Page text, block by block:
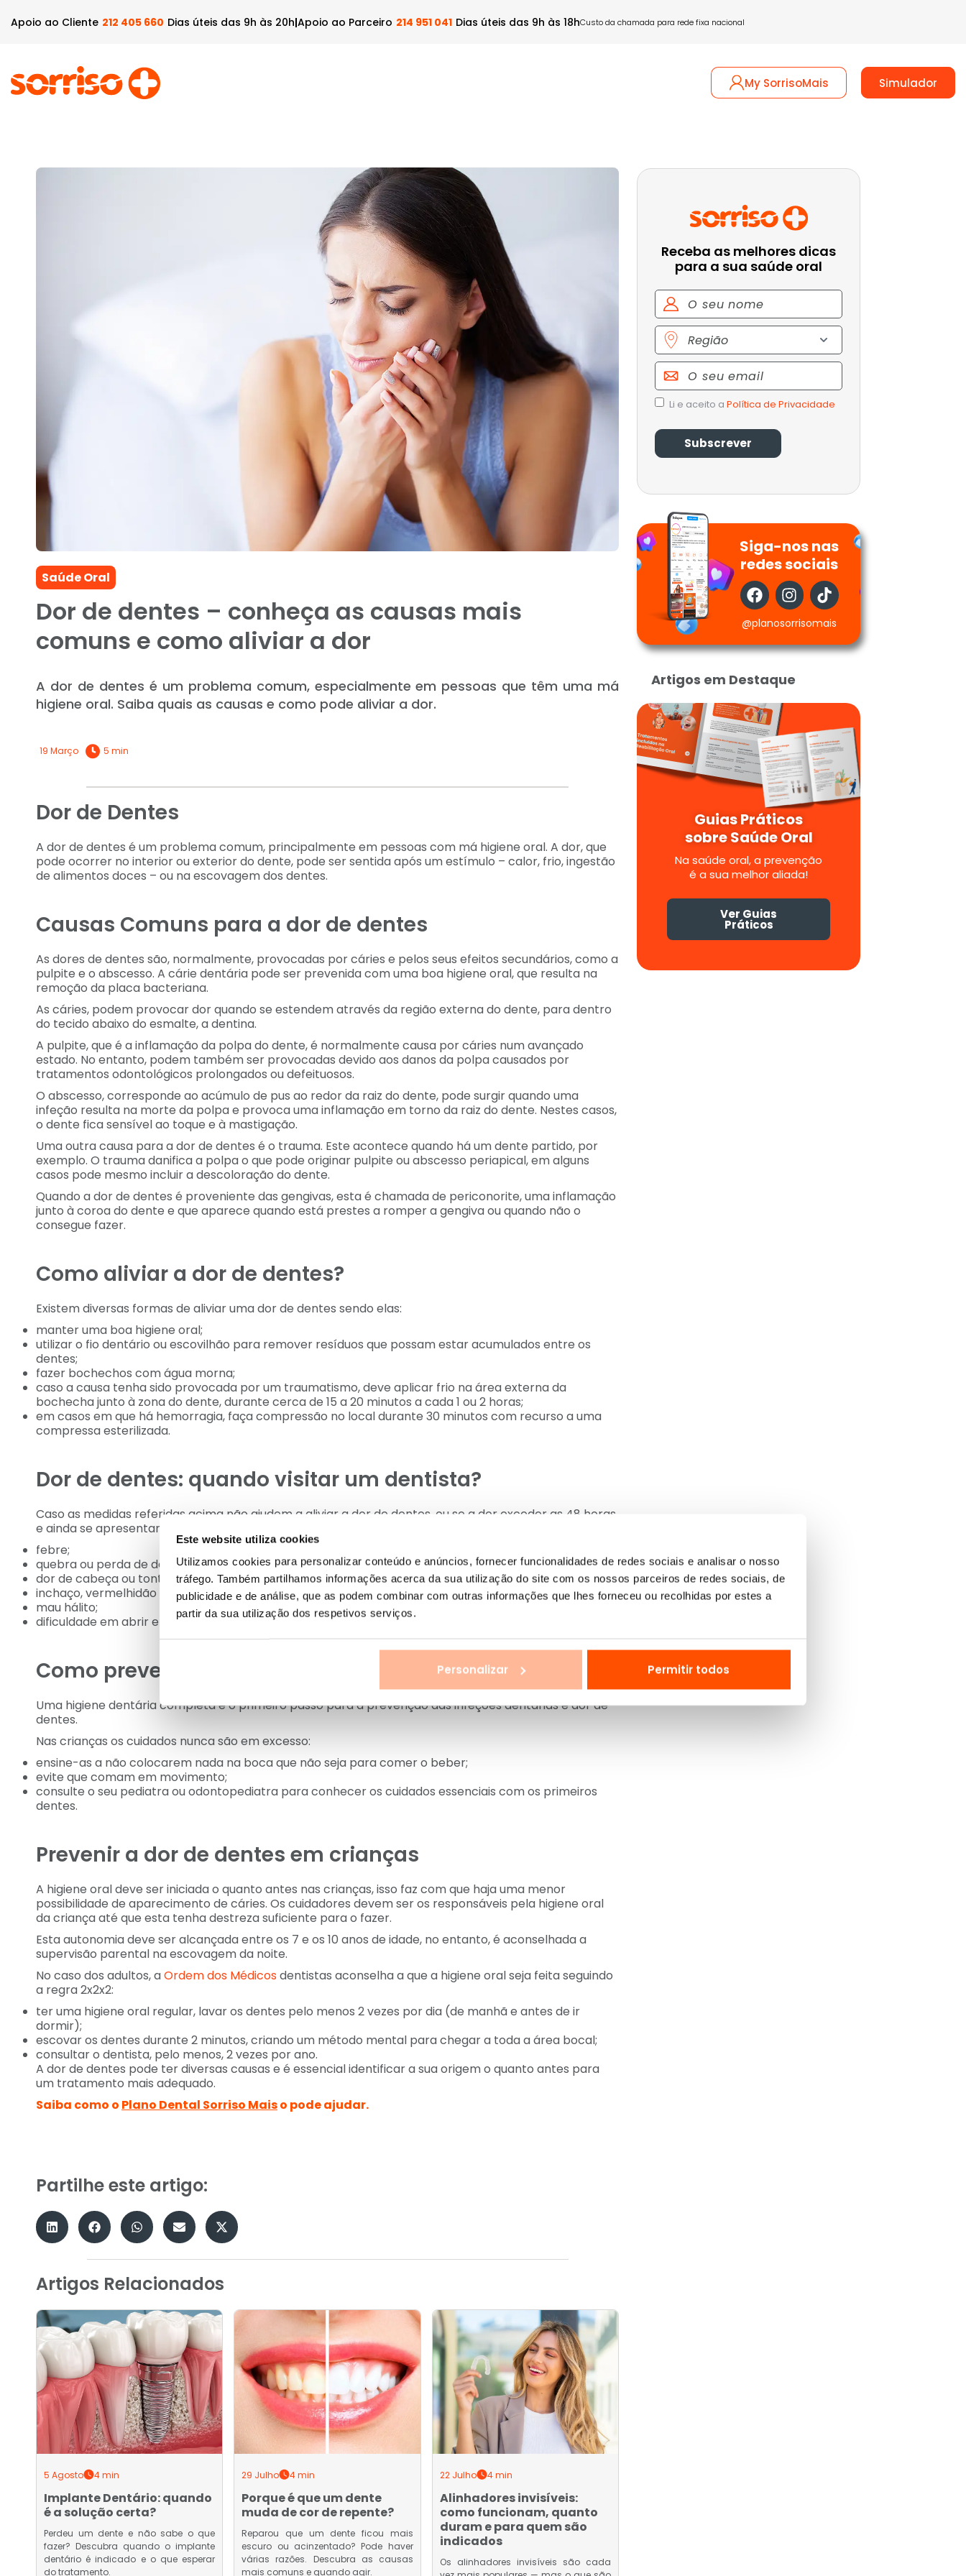
Este website utiliza cookies
Utilizamos cookies para personalizar conteúdo e anúncios, fornecer funcionalidades de redes sociais e analisar o nosso
tráfego. Também partilhamos informações acerca da sua utilização do site com os nossos parceiros de redes sociais, de
publicidade e de análise, que as podem combinar com outras informações que lhes forneceu ou recolhidas por estes a
partir da sua utilização dos respetivos serviços.
Personalizar Permitir todos
Apoio ao Cliente 212 405 660 Dias úteis das 9h às 20h|Apoio ao Parceiro 214 951 041 Dias úteis das 9h às 18hCusto da chamada para rede fixa nacional
My SorrisoMais Simulador
Saúde Oral
Dor de dentes – conheça as causas mais
comuns e como aliviar a dor
A dor de dentes é um problema comum, especialmente em pessoas que têm uma má
higiene oral. Saiba quais as causas e como pode aliviar a dor.
19 Março 5 min
Dor de Dentes
A dor de dentes é um problema comum, principalmente em pessoas com má higiene oral. A dor, que
pode ocorrer no interior ou exterior do dente, pode ser sentida após um estímulo – calor, frio, ingestão
de alimentos doces – ou na escovagem dos dentes.
Causas Comuns para a dor de dentes
As dores de dentes são, normalmente, provocadas por cáries e pelos seus efeitos secundários, como a
pulpite e o abscesso. A cárie dentária pode ser prevenida com uma boa higiene oral, que resulta na
remoção da placa bacteriana.
As cáries, podem provocar dor quando se estendem através da região externa do dente, para dentro
do tecido abaixo do esmalte, a dentina.
A pulpite, que é a inflamação da polpa do dente, é normalmente causa por cáries num avançado
estado. No entanto, podem também ser provocadas devido aos danos da polpa causados por
tratamentos odontológicos prolongados ou defeituosos.
O abscesso, corresponde ao acúmulo de pus ao redor da raiz do dente, pode surgir quando uma
infeção resulta na morte da polpa e provoca uma inflamação em torno da raiz do dente. Nestes casos,
o dente fica sensível ao toque e à mastigação.
Uma outra causa para a dor de dentes é o trauma. Este acontece quando há um dente partido, por
exemplo. O trauma danifica a polpa o que pode originar pulpite ou abscesso periapical, em alguns
casos pode mesmo incluir a descoloração do dente.
Quando a dor de dentes é proveniente das gengivas, esta é chamada de periconorite, uma inflamação
junto à coroa do dente e que aparece quando está prestes a romper a gengiva ou quando não o
consegue fazer.
Como aliviar a dor de dentes?
Existem diversas formas de aliviar uma dor de dentes sendo elas:
manter uma boa higiene oral;
utilizar o fio dentário ou escovilhão para remover resíduos que possam estar acumulados entre os
dentes;
fazer bochechos com água morna;
caso a causa tenha sido provocada por um traumatismo, deve aplicar frio na área externa da
bochecha junto à zona do dente, durante cerca de 15 a 20 minutos a cada 1 ou 2 horas;
em casos em que há hemorragia, faça compressão no local durante 30 minutos com recurso a uma
compressa esterilizada.
Dor de dentes: quando visitar um dentista?
Caso as medidas referidas acima não ajudem a aliviar a dor de dentes, ou se a dor exceder as 48 horas
e ainda se apresentar algum destes sintomas:
febre;
quebra ou perda de dentes por traumatismo;
dor de cabeça ou tonturas;
inchaço, vermelhidão das gengivas;
mau hálito;
dificuldade em abrir e fechar a boca, articular palavras, respirar ou engolir.
Como prevenir a dor de dentes?
Uma higiene dentária completa é o primeiro passo para a prevenção das infeções dentárias e dor de
dentes.
Nas crianças os cuidados nunca são em excesso:
ensine-as a não colocarem nada na boca que não seja para comer o beber;
evite que comam em movimento;
consulte o seu pediatra ou odontopediatra para conhecer os cuidados essenciais com os primeiros
dentes.
Prevenir a dor de dentes em crianças
A higiene oral deve ser iniciada o quanto antes nas crianças, isso faz com que haja uma menor
possibilidade de aparecimento de cáries. Os cuidadores devem ser os responsáveis pela higiene oral
da criança até que esta tenha destreza suficiente para o fazer.
Esta autonomia deve ser alcançada entre os 7 e os 10 anos de idade, no entanto, é aconselhada a
supervisão parental na escovagem da noite.
No caso dos adultos, aOrdem dos Médicosdentistas aconselha a que a higiene oral seja feita seguindo
a regra 2x2x2:
ter uma higiene oral regular, lavar os dentes pelo menos 2 vezes por dia (de manhã e antes de ir
dormir);
escovar os dentes durante 2 minutos, criando um método mental para chegar a toda a área bocal;
consultar o dentista, pelo menos, 2 vezes por ano.
A dor de dentes pode ter diversas causas e é essencial identificar a sua origem o quanto antes para
um tratamento mais adequado.
Saiba como o Plano Dental Sorriso Maiso pode ajudar.
Partilhe este artigo:
Artigos Relacionados
5 Agosto 4 min
Implante Dentário: quando
é a solução certa?
Perdeu um dente e não sabe o que
fazer? Descubra quando o implante
dentário é indicado e o que esperar
do tratamento.
29 Julho 4 min
Porque é que um dente
muda de cor de repente?
Reparou que um dente ficou mais
escuro ou acinzentado? Pode haver
várias razões. Descubra as causas
mais comuns e quando agir.
22 Julho 4 min
Alinhadores invisíveis:
como funcionam, quanto
duram e para quem são
indicados
Os alinhadores invisíveis são cada
Receba as melhores dicas
para a sua saúde oral
Nome
Região
Email
Política
Privacidade
Li e aceito aPolítica de Privacidade
Siga-nos nas
redes sociais
@planosorrisomais
Artigos em Destaque
Guias Práticos
sobre Saúde Oral
Na saúde oral, a prevenção
é a sua melhor aliada!
Ver Guias
Práticos